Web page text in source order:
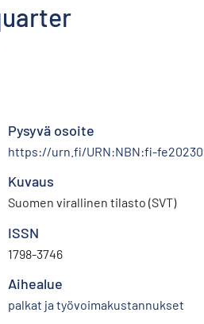
Pysyvä osoite
https://urn.fi/URN:NBN:fi-
Kuvaus
Suomen virallinen tilasto (SVT)
ISSN
1798-3746
Aihealue
palkat ja työvoimakustannukset